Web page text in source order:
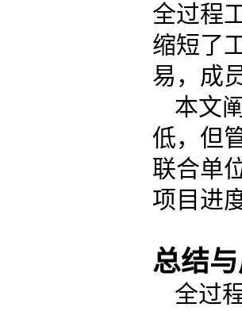
全过程
缩短了
易，成
本文
低，但
联合单
项目进
总结
全过